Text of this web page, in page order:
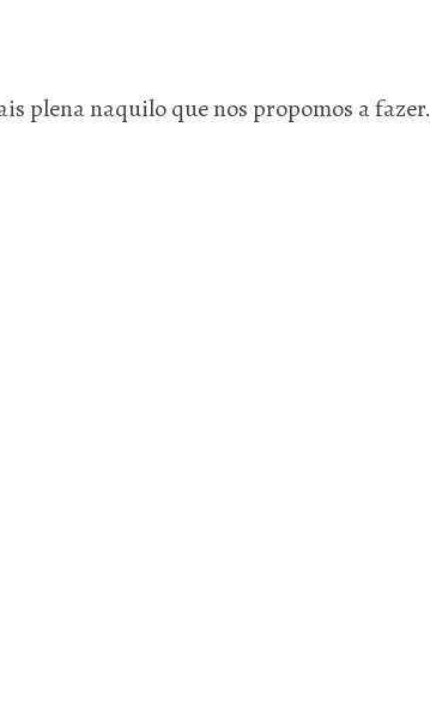
plena naquilo que nos propomos a fazer.